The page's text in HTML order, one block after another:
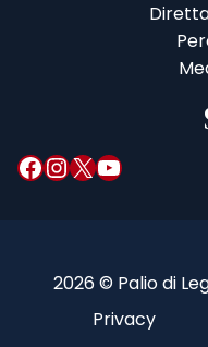
Facebook InstagramX YouTube
2026 © Palio di
Privacy